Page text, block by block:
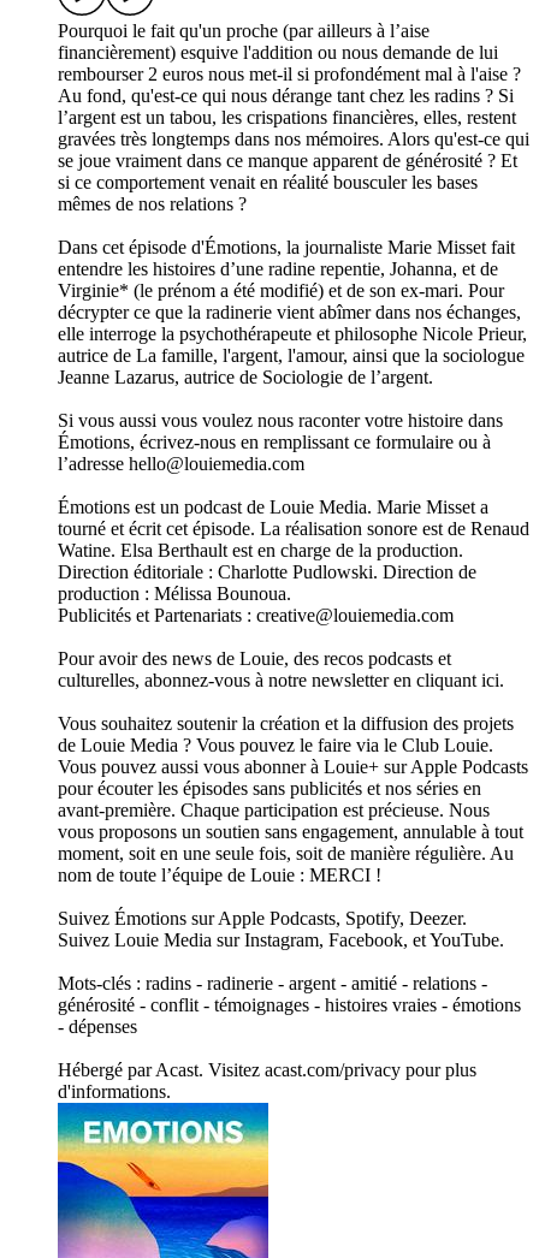
Pourquoi le fait qu'un proche (par ailleurs à l’aise
financièrement) esquive l'addition ou nous demande de lui
rembourser 2 euros nous met-il si profondément mal à l'aise ?
Au fond, qu'est-ce qui nous dérange tant chez les radins ? Si
l’argent est un tabou, les crispations financières, elles, restent
gravées très longtemps dans nos mémoires. Alors qu'est-ce qui
se joue vraiment dans ce manque apparent de générosité ? Et
si ce comportement venait en réalité bousculer les bases
mêmes de nos relations ?
Dans cet épisode d'Émotions, la journaliste Marie Misset fait
entendre les histoires d’une radine repentie, Johanna, et de
Virginie* (le prénom a été modifié) et de son ex-mari. Pour
décrypter ce que la radinerie vient abîmer dans nos échanges,
elle interroge la psychothérapeute et philosophe Nicole Prieur,
autrice de La famille, l'argent, l'amour, ainsi que la sociologue
Jeanne Lazarus, autrice de Sociologie de l’argent.
Si vous aussi vous voulez nous raconter votre histoire dans
Émotions, écrivez-nous en remplissant ce formulaire ou à
l’adresse hello@louiemedia.com
Émotions est un podcast de Louie Media. Marie Misset a
tourné et écrit cet épisode. La réalisation sonore est de Renaud
Watine. Elsa Berthault est en charge de la production.
Direction éditoriale : Charlotte Pudlowski. Direction de
production : Mélissa Bounoua.
Publicités et Partenariats : creative@louiemedia.com
Pour avoir des news de Louie, des recos podcasts et
culturelles, abonnez-vous à notre newsletter en cliquant ici.
Vous souhaitez soutenir la création et la diffusion des projets
de Louie Media ? Vous pouvez le faire via le Club Louie.
Vous pouvez aussi vous abonner à Louie+ sur Apple Podcasts
pour écouter les épisodes sans publicités et nos séries en
avant-première. Chaque participation est précieuse. Nous
vous proposons un soutien sans engagement, annulable à tout
moment, soit en une seule fois, soit de manière régulière. Au
nom de toute l’équipe de Louie : MERCI !
Suivez Émotions sur Apple Podcasts, Spotify, Deezer.
Suivez Louie Media sur Instagram, Facebook, et YouTube.
Mots-clés : radins - radinerie - argent - amitié - relations -
générosité - conflit - témoignages - histoires vraies - émotions
- dépenses
Hébergé par Acast. Visitez acast.com/privacy pour plus
d'informations.